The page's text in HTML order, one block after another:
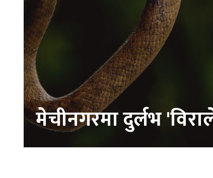
मेचीनगरमा दुर्लभ